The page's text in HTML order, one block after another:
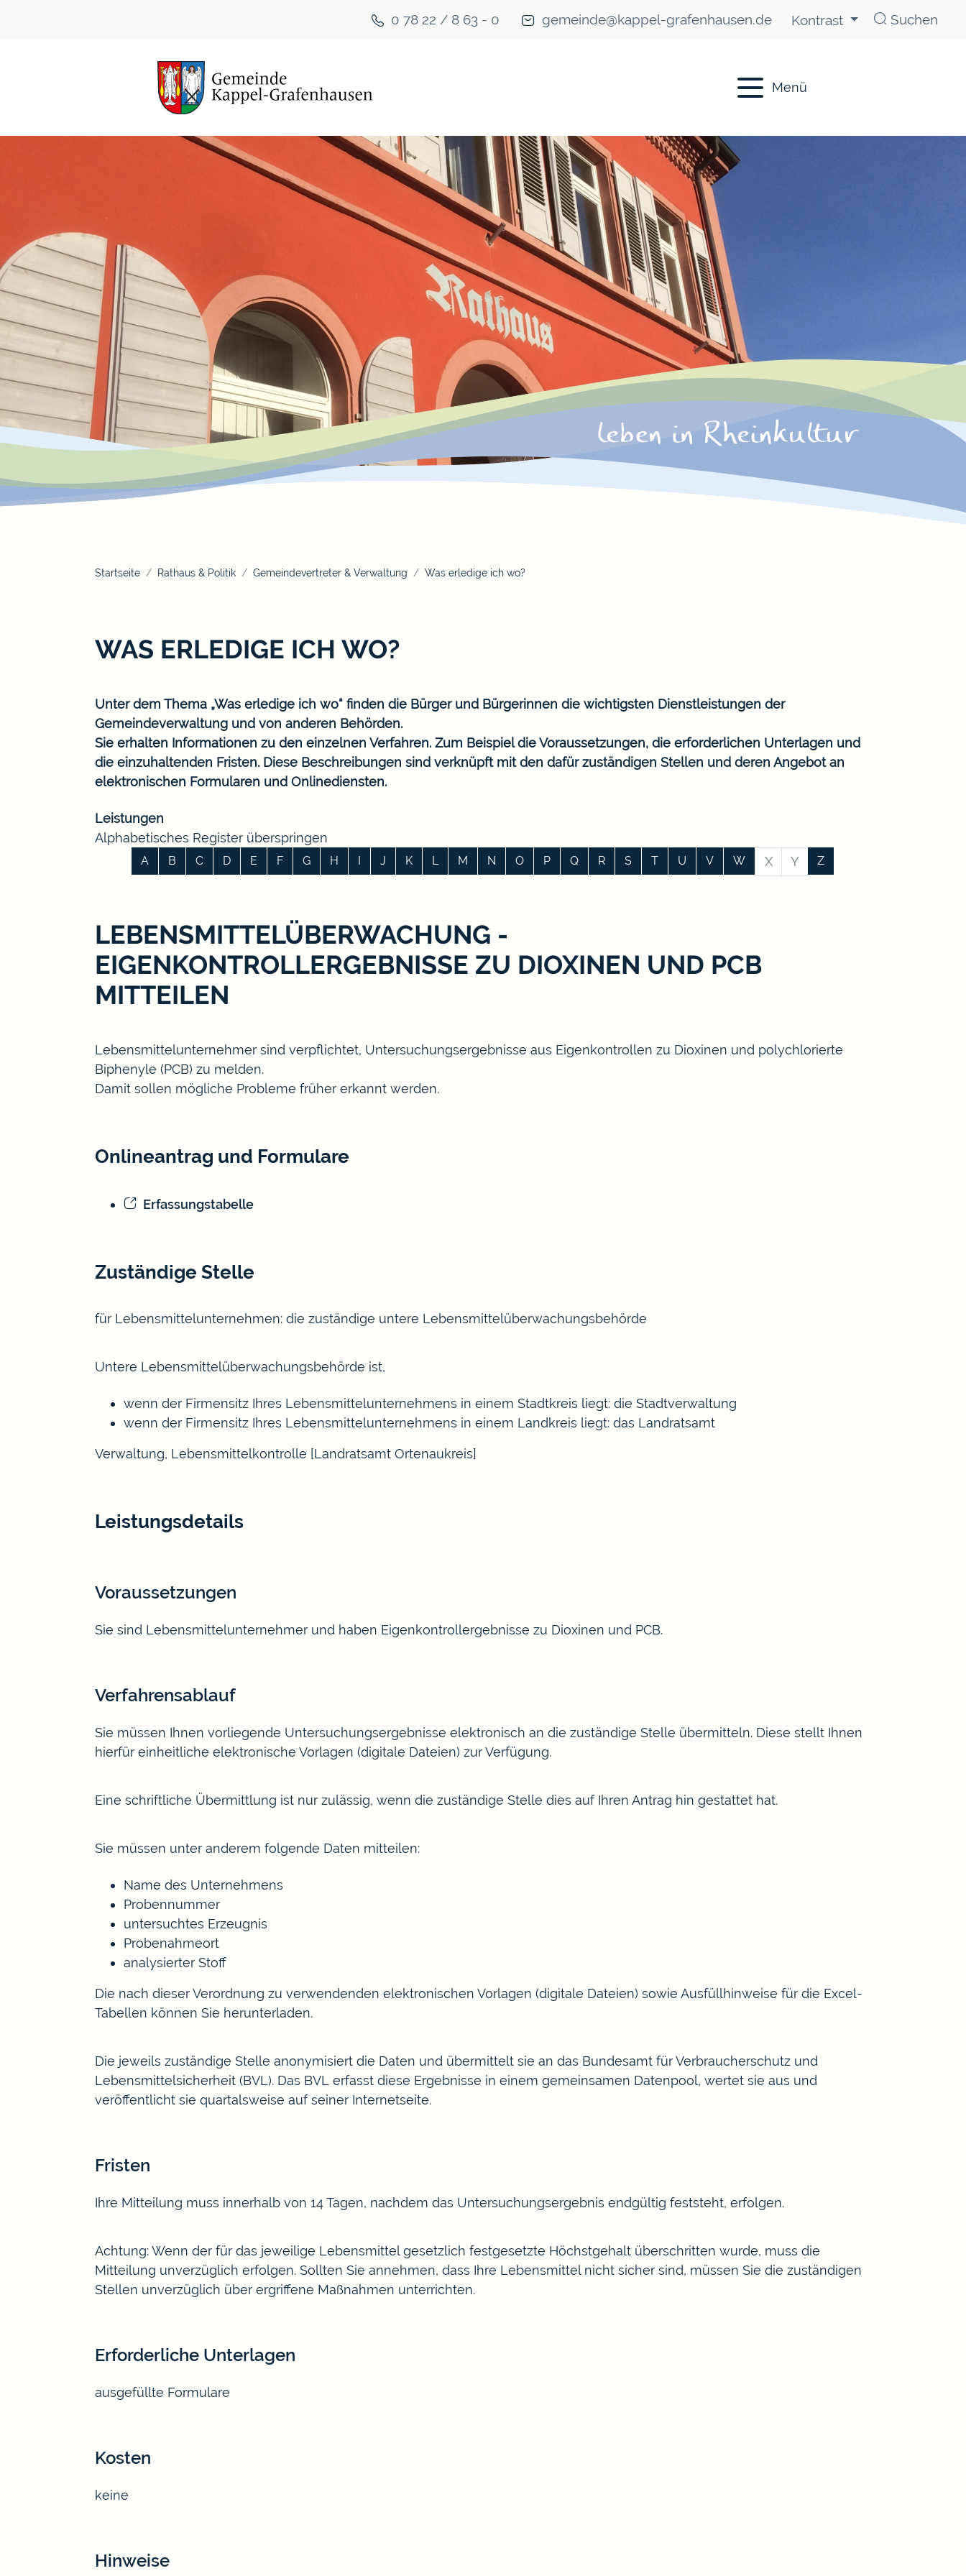
0 78 22 / 8 63 - 0 gemeinde@kappel-grafenhausen.de Kontrast Suchen
Menü
Startseite Rathaus & Politik Gemeindevertreter & Verwaltung Was erledige ich wo?
WAS ERLEDIGE ICH WO?
Unter dem Thema „Was erledige ich wo“ finden die Bürger und Bürgerinnen die wichtigsten Dienstleistungen der
Gemeindeverwaltung und von anderen Behörden.
Sie erhalten Informationen zu den einzelnen Verfahren. Zum Beispiel die Voraussetzungen, die erforderlichen Unterlagen und
die einzuhaltenden Fristen. Diese Beschreibungen sind verknüpft mit den dafür zuständigen Stellen und deren Angebot an
elektronischen Formularen und Onlinediensten.
Leistungen
Alphabetisches Register überspringen
A B C D E F G H I J K L M N O P Q R S T U V W X Y Z
LEBENSMITTELÜBERWACHUNG -
EIGENKONTROLLERGEBNISSE ZU DIOXINEN UND PCB
MITTEILEN
Lebensmittelunternehmer sind verpflichtet, Untersuchungsergebnisse aus Eigenkontrollen zu Dioxinen und polychlorierte
Biphenyle (PCB) zu melden.
Damit sollen mögliche Probleme früher erkannt werden.
Onlineantrag und Formulare
Erfassungstabelle
Zuständige Stelle
für Lebensmittelunternehmen: die zuständige untere Lebensmittelüberwachungsbehörde
Untere Lebensmittelüberwachungsbehörde ist,
wenn der Firmensitz Ihres Lebensmittelunternehmens in einem Stadtkreis liegt: die Stadtverwaltung
wenn der Firmensitz Ihres Lebensmittelunternehmens in einem Landkreis liegt: das Landratsamt
Verwaltung, Lebensmittelkontrolle [Landratsamt Ortenaukreis]
Leistungsdetails
Voraussetzungen
Sie sind Lebensmittelunternehmer und haben Eigenkontrollergebnisse zu Dioxinen und PCB.
Verfahrensablauf
Sie müssen Ihnen vorliegende Untersuchungsergebnisse elektronisch an die zuständige Stelle übermitteln. Diese stellt Ihnen
hierfür einheitliche elektronische Vorlagen (digitale Dateien) zur Verfügung.
Eine schriftliche Übermittlung ist nur zulässig, wenn die zuständige Stelle dies auf Ihren Antrag hin gestattet hat.
Sie müssen unter anderem folgende Daten mitteilen:
Name des Unternehmens
Probennummer
untersuchtes Erzeugnis
Probenahmeort
analysierter Stoff
Die nach dieser Verordnung zu verwendenden elektronischen Vorlagen (digitale Dateien) sowie Ausfüllhinweise für die Excel-
Tabellen können Sie herunterladen.
Die jeweils zuständige Stelle anonymisiert die Daten und übermittelt sie an das Bundesamt für Verbraucherschutz und
Lebensmittelsicherheit (BVL). Das BVL erfasst diese Ergebnisse in einem gemeinsamen Datenpool, wertet sie aus und
veröffentlicht sie quartalsweise auf seiner Internetseite.
Fristen
Ihre Mitteilung muss innerhalb von 14 Tagen, nachdem das Untersuchungsergebnis endgültig feststeht, erfolgen.
Achtung: Wenn der für das jeweilige Lebensmittel gesetzlich festgesetzte Höchstgehalt überschritten wurde, muss die
Mitteilung unverzüglich erfolgen. Sollten Sie annehmen, dass Ihre Lebensmittel nicht sicher sind, müssen Sie die zuständigen
Stellen unverzüglich über ergriffene Maßnahmen unterrichten.
Erforderliche Unterlagen
ausgefüllte Formulare
Kosten
keine
Hinweise